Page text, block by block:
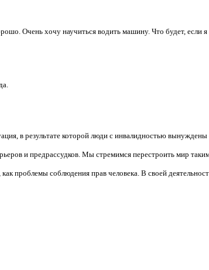
Очень хочу научиться водить машину. Что будет,
в результате которой люди с инвалидностью
и предрассудков. Мы стремимся перестроить мир
проблемы соблюдения прав человека. В своей